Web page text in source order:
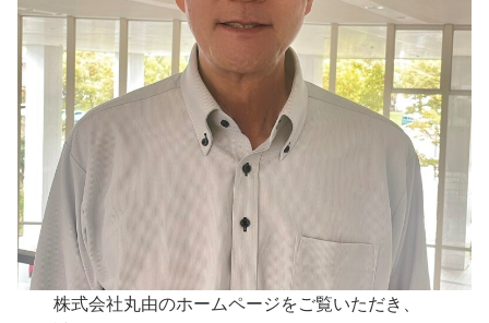
株式会社丸由のホームページをご覧いただき、